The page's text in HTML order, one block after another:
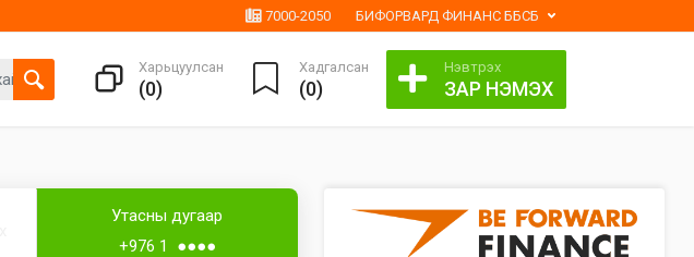
7000-2050 БИФОРВАРД ФИНАНС ББСБ
Харьцуулсан
(0)
Хадгалсан
(0)
Нэвтрэх
ЗАР НЭМЭХ
Утасны дугаар
+976 1 ●●●●
Лизингтэй